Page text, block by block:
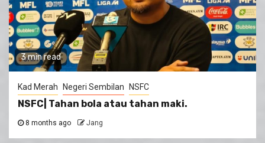
3 min read
Kad Merah Negeri Sembilan NSFC
NSFC| Tahan bola atau tahan maki.
8 months ago Jang